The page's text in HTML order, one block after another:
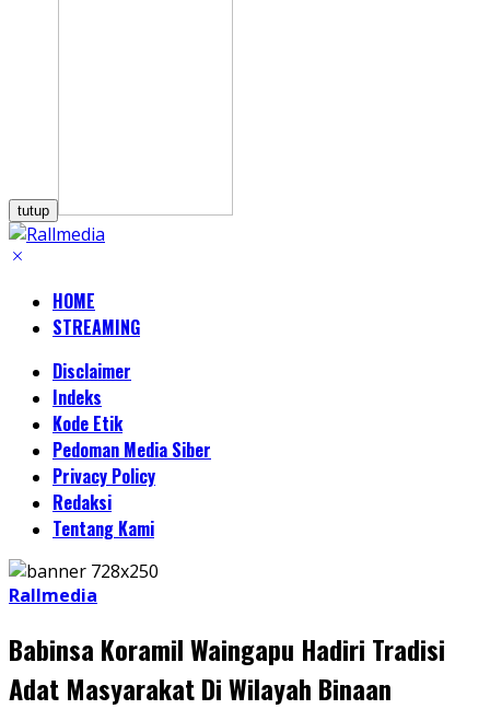
tutup
HOME
STREAMING
Disclaimer
Indeks
Kode Etik
Pedoman Media Siber
Privacy Policy
Redaksi
Tentang Kami
Rallmedia
Babinsa Koramil Waingapu Hadiri Tradisi
Adat Masyarakat Di Wilayah Binaan